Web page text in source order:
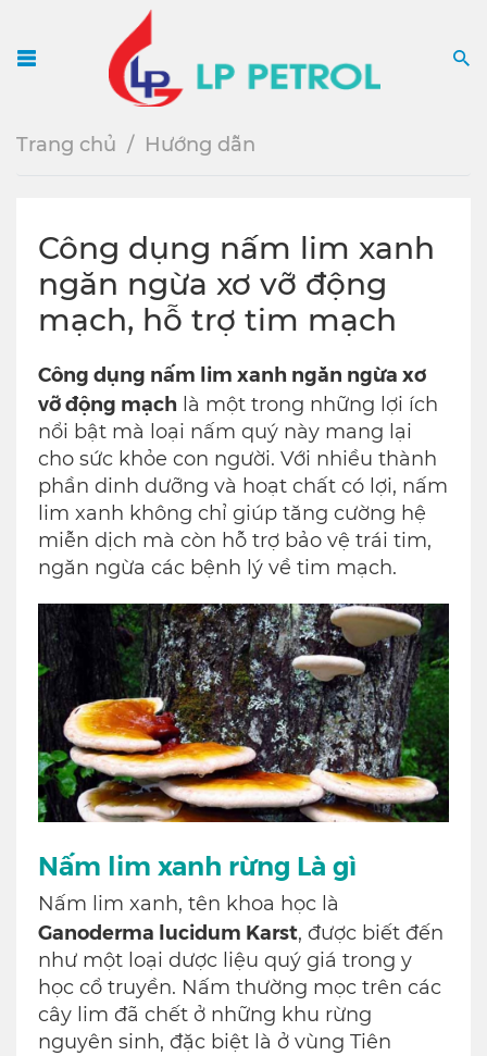
Trang chủ Hướng dẫn
Công dụng nấm lim xanh
ngăn ngừa xơ vỡ động
mạch, hỗ trợ tim mạch
Công dụng nấm lim xanh ngăn ngừa xơ
vỡ động mạch là một trong những lợi ích
nổi bật mà loại nấm quý này mang lại
cho sức khỏe con người. Với nhiều thành
phần dinh dưỡng và hoạt chất có lợi, nấm
lim xanh không chỉ giúp tăng cường hệ
miễn dịch mà còn hỗ trợ bảo vệ trái tim,
ngăn ngừa các bệnh lý về tim mạch.
Nấm lim xanh rừng Là gì
Nấm lim xanh, tên khoa học là
Ganoderma lucidum Karst, được biết đến
như một loại dược liệu quý giá trong y
học cổ truyền. Nấm thường mọc trên các
cây lim đã chết ở những khu rừng
nguyên sinh, đặc biệt là ở vùng Tiên